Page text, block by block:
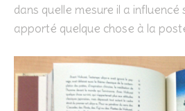
dans quelle mesure il a
apporté quelque chose à la